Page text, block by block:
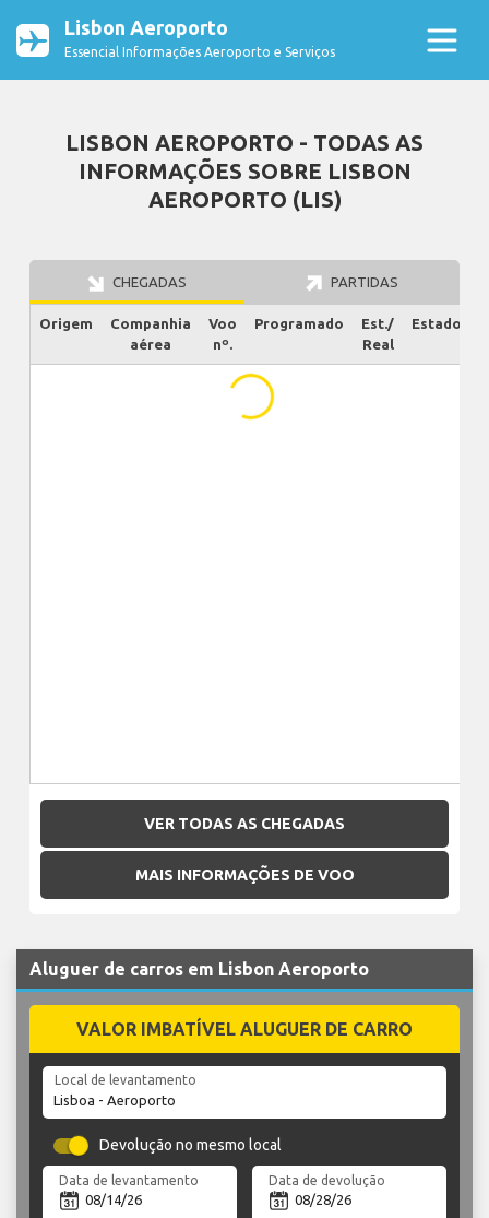
Lisbon Aeroporto
Essencial Informações Aeroporto e Serviços
LISBON AEROPORTO - TODAS AS
INFORMAÇÕES SOBRE LISBON
AEROPORTO (LIS)
CHEGADAS PARTIDAS
Origem
Companhia
aérea
Voo
nº.
Programado
Est./
Real
Estado
...
VER TODAS AS CHEGADAS
MAIS INFORMAÇÕES DE VOO
Aluguer de carros em Lisbon Aeroporto
VALOR IMBATÍVEL ALUGUER DE CARRO
Local de levantamento
Devolução no mesmo local
Data de levantamento Data de devolução